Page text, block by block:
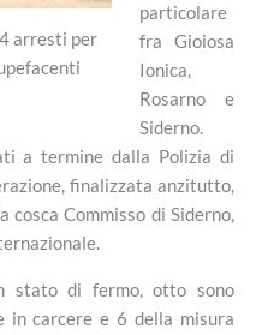
arresti per
particolare
fra Gioiosa
Ionica,
Rosarno e
Siderno.
a termine dalla Polizia di
finalizzata anzitutto,
Commisso di Siderno,
stato di fermo, otto sono
in carcere e 6 della misura